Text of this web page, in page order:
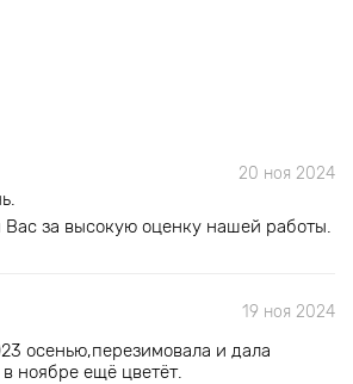
20 ноя 2024
Вас за высокую оценку нашей работы.
19 ноя 2024
осенью,перезимовала и дала
ноябре ещё цветёт.